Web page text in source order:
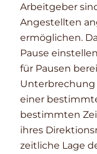
Arbeitgeber
Angestellten
ermöglichen.
Pause
für Pausen
Unterbrechung
einer
bestimmten
ihres
zeitliche Lage